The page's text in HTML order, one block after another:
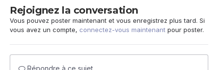
Rejoignez la conversation
Vous pouvez poster maintenant et vous enregistrez plus tard. Si
vous avez un compte, connectez-vous maintenant pour poster.